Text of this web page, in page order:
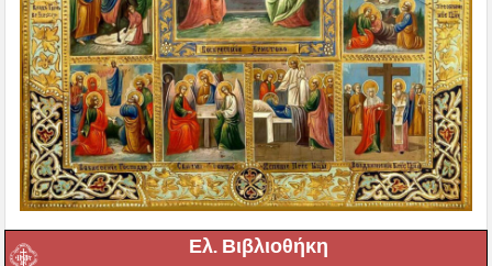
Ελ. Βιβλιοθήκη